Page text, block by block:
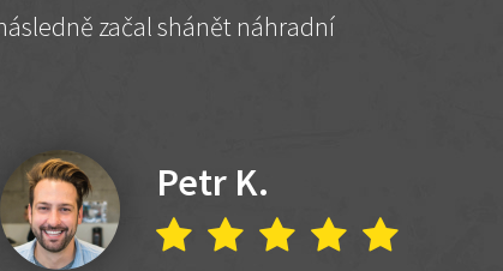
začal shánět náhradní
Petr K.